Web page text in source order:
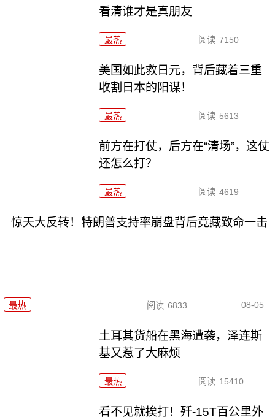
看清谁才是真朋友
最热 阅读 7150
美国如此救日元，背后藏着三重
收割日本的阳谋！
最热 阅读 5613
前方在打仗，后方在“清场”，这仗
还怎么打？
最热 阅读 4619
惊天大反转！特朗普支持率崩盘背后竟藏致命一击
最热 阅读 6833 08-05
土耳其货船在黑海遭袭，泽连斯
基又惹了大麻烦
最热 阅读 15410
看不见就挨打！歼-15T百公里外